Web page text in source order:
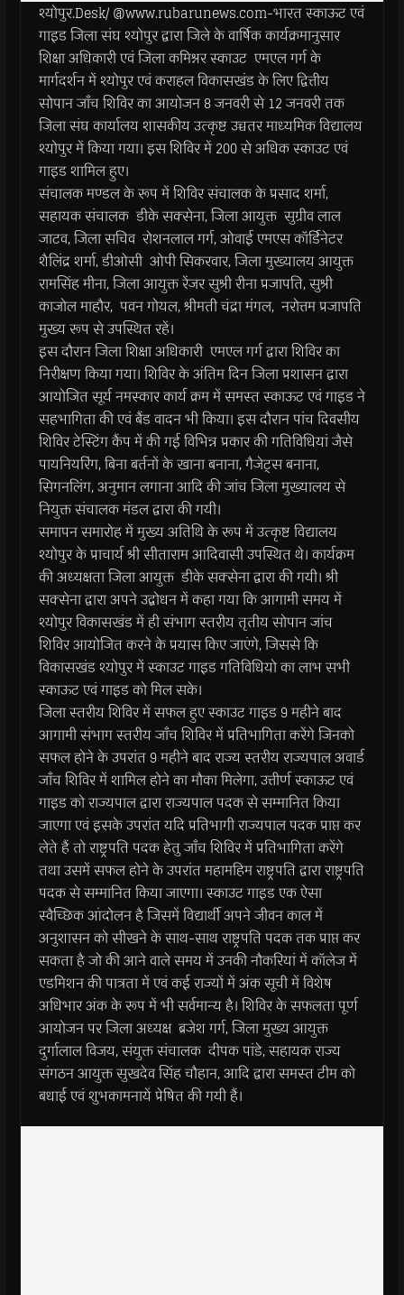
श्योपुर.Desk/ @www.rubarunews.com-भारत स्काऊट एवं
गाइड जिला संघ श्योपुर द्वारा जिले के वार्षिक कार्यक्रमानुसार
शिक्षा अधिकारी एवं जिला कमिश्नर स्काउट एमएल गर्ग के
मार्गदर्शन में श्योपुर एवं कराहल विकासखंड के लिए द्वित्तीय
सोपान जाँच शिविर का आयोजन 8 जनवरी से 12 जनवरी तक
जिला संघ कार्यालय शासकीय उत्कृष्ट उच्चतर माध्यमिक विद्यालय
श्योपुर में किया गया। इस शिविर में 200 से अधिक स्काउट एवं
गाइड शामिल हुए।
संचालक मण्डल के रूप में शिविर संचालक के प्रसाद शर्मा,
सहायक संचालक डीके सक्सेना, जिला आयुक्त सुग्रीव लाल
जाटव, जिला सचिव रोशनलाल गर्ग, ओवाई एमएस कॉर्डिनेटर
शैलिंद्र शर्मा, डीओसी ओपी सिकरवार, जिला मुख्यालय आयुक्त
रामसिंह मीना, जिला आयुक्त रेंजर सुश्री रीना प्रजापति, सुश्री
काजोल माहौर, पवन गोयल, श्रीमती चंद्रा मंगल, नरोत्तम प्रजापति
मुख्य रूप से उपस्थित रहें।
इस दौरान जिला शिक्षा अधिकारी एमएल गर्ग द्वारा शिविर का
निरीक्षण किया गया। शिविर के अंतिम दिन जिला प्रशासन द्वारा
आयोजित सूर्य नमस्कार कार्य क्रम में समस्त स्काऊट एवं गाइड ने
सहभागिता की एवं बैंड वादन भी किया। इस दौरान पांच दिवसीय
शिविर टेस्टिंग कैंप में की गई विभिन्न प्रकार की गतिविधियां जैसे
पायनियरिंग, बिना बर्तनों के खाना बनाना, गैजेट्स बनाना,
सिगनलिंग, अनुमान लगाना आदि की जांच जिला मुख्यालय से
नियुक्त संचालक मंडल द्वारा की गयी।
समापन समारोह में मुख्य अतिथि के रूप में उत्कृष्ट विद्यालय
श्योपुर के प्राचार्य श्री सीताराम आदिवासी उपस्थित थे। कार्यक्रम
की अध्यक्षता जिला आयुक्त डीके सक्सेना द्वारा की गयी। श्री
सक्सेना द्वारा अपने उद्बोधन में कहा गया कि आगामी समय में
श्योपुर विकासखंड में ही संभाग स्तरीय तृतीय सोपान जांच
शिविर आयोजित करने के प्रयास किए जाएंगे, जिससे कि
विकासखंड श्योपुर में स्काउट गाइड गतिविधियो का लाभ सभी
स्काऊट एवं गाइड को मिल सके।
जिला स्तरीय शिविर में सफल हुए स्काउट गाइड 9 महीने बाद
आगामी संभाग स्तरीय जाँच शिविर में प्रतिभागिता करेंगे जिनको
सफल होने के उपरांत 9 महीने बाद राज्य स्तरीय राज्यपाल अवार्ड
जाँच शिविर में शामिल होने का मौका मिलेगा, उत्तीर्ण स्काऊट एवं
गाइड को राज्यपाल द्वारा राज्यपाल पदक से सम्मानित किया
जाएगा एवं इसके उपरांत यदि प्रतिभागी राज्यपाल पदक प्राप्त कर
लेते हैं तो राष्ट्रपति पदक हेतु जाँच शिविर में प्रतिभागिता करेंगे
तथा उसमें सफल होने के उपरांत महामहिम राष्ट्रपति द्वारा राष्ट्रपति
पदक से सम्मानित किया जाएगा। स्काउट गाइड एक ऐसा
स्वैच्छिक आंदोलन है जिसमें विद्यार्थी अपने जीवन काल में
अनुशासन को सीखने के साथ-साथ राष्ट्रपति पदक तक प्राप्त कर
सकता है जो की आने वाले समय में उनकी नौकरियां में कॉलेज में
एडमिशन की पात्रता में एवं कई राज्यों में अंक सूची में विशेष
अधिभार अंक के रूप में भी सर्वमान्य है। शिविर के सफलता पूर्ण
आयोजन पर जिला अध्यक्ष ब्रजेश गर्ग, जिला मुख्य आयुक्त
दुर्गालाल विजय, संयुक्त संचालक दीपक पांडे, सहायक राज्य
संगठन आयुक्त सुखदेव सिंह चौहान, आदि द्वारा समस्त टीम को
बधाई एवं शुभकामनायें प्रेषित की गयी हैं।